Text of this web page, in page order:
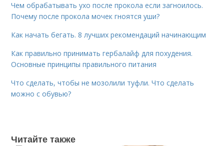
Чем обрабатывать ухо после прокола если загноилось.
Почему после прокола мочек гноятся уши?
Как начать бегать. 8 лучших рекомендаций начинающим
Как правильно принимать гербалайф для похудения.
Основные принципы правильного питания
Что сделать, чтобы не мозолили туфли. Что сделать
можно с обувью?
Читайте также